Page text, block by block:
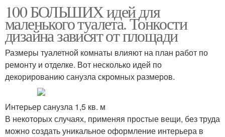
100 БОЛЬШИХ идей для
маленького туалета. Тонкости
дизайна зависят от площади
Размеры туалетной комнаты влияют на план работ по
ремонту и отделке. Вот несколько идей по
декорированию санузла скромных размеров.
Интерьер санузла 1,5 кв. м
В некоторых случаях, применяя простые вещи, без труда
можно создать уникальное оформление интерьера в